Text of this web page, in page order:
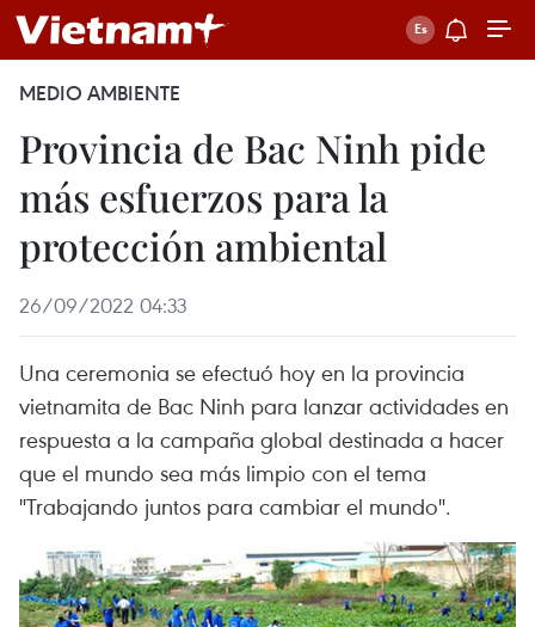
MEDIO AMBIENTE
Provincia de Bac Ninh pide
más esfuerzos para la
protección ambiental
26/09/2022 04:33
Una ceremonia se efectuó hoy en la provincia
vietnamita de Bac Ninh para lanzar actividades en
respuesta a la campaña global destinada a hacer
que el mundo sea más limpio con el tema
"Trabajando juntos para cambiar el mundo".